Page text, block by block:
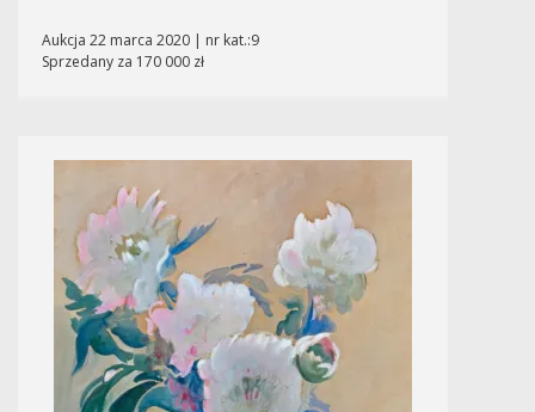
Aukcja 22 marca 2020 | nr kat.:9
Sprzedany za 170 000 zł